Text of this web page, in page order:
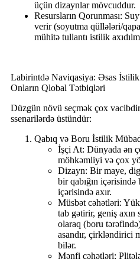
üçün dizaynlar mövcuddur.
Resursların Qorunması:
verir (soyutma qüllələri/
mühitə tullantı istilik
Labirintdə Naviqasiya: Əsas
Onların Qlobal Tətbiqləri
Düzgün növü seçmək çox
ssenarilərdə üstündür:
Qabıq və Boru İstilik
İşçi At: Dünyada ən
möhkəmliyi və çox
Dizayn: Bir maye,
bir qabığın
içərisində axır.
Müsbət cəhətləri:
tab gətirir, geniş
olaraq (boru
asandır, çirkləndirici
bilər.
Mənfi cəhətləri: